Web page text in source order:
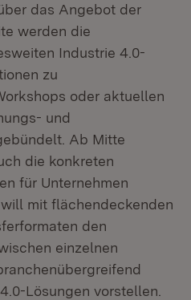
das Angebot der
werden die
Industrie 4.0-
zu
oder aktuellen
und
Ab Mitte
die konkreten
für Unternehmen
mit flächendeckenden
den
einzelnen
Lösungen vorstellen.